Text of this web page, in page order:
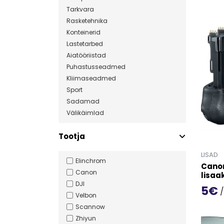
Tarkvara
Rasketehnika
Konteinerid
Lastetarbed
Aiatööriistad
Puhastusseadmed
Kliimaseadmed
Sport
Sadamad
Välikäimlad
Tootja
Elinchrom
Canon
DJI
Velbon
Scannow
Zhiyun
LISAD
5€